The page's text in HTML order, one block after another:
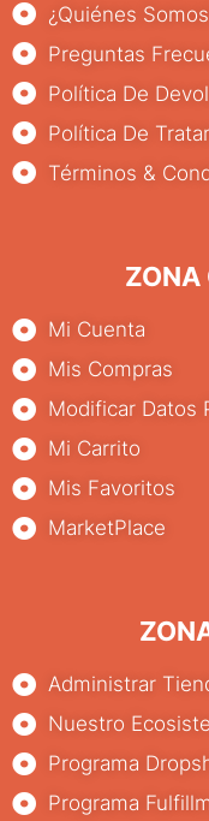
¿Quiénes
Preguntas
Política De
Política De
Términos &
ZONA
Mi Cuenta
Mis Compras
Modificar Datos
Mi Carrito
Mis Favoritos
MarketPlace
Administrar
Nuestro
Programa
Programa